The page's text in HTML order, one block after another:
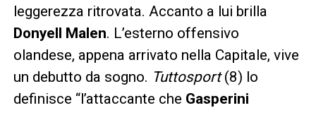
leggerezza ritrovata. Accanto a lui brilla
Donyell Malen. L’esterno offensivo
olandese, appena arrivato nella Capitale, vive
un debutto da sogno. Tuttosport(8) lo
definisce “l’attaccante che Gasperini